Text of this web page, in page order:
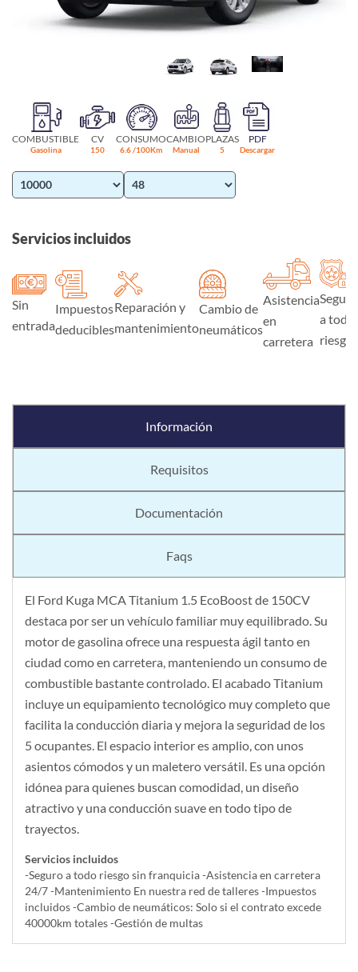
COMBUSTIBLE
Gasolina
CV
150
CONSUMO
6.6 /100Km
CAMBIO
Manual
PLAZAS
5
PDF
Descargar
Servicios incluidos
Sin
entrada
Impuestos
deducibles
Reparación y
mantenimiento
Cambio de
neumáticos
Asistencia
en
carretera
Seguro
a todo
riesgo
Información
Requisitos
Documentación
Faqs
El Ford Kuga MCA Titanium 1.5 EcoBoost de 150CV
destaca por ser un vehículo familiar muy equilibrado. Su
motor de gasolina ofrece una respuesta ágil tanto en
ciudad como en carretera, manteniendo un consumo de
combustible bastante controlado. El acabado Titanium
incluye un equipamiento tecnológico muy completo que
facilita la conducción diaria y mejora la seguridad de los
5 ocupantes. El espacio interior es amplio, con unos
asientos cómodos y un maletero versátil. Es una opción
idónea para quienes buscan comodidad, un diseño
atractivo y una conducción suave en todo tipo de
trayectos.
Servicios incluidos
-Seguro a todo riesgo sin franquicia -Asistencia en carretera
24/7 -Mantenimiento En nuestra red de talleres -Impuestos
incluidos -Cambio de neumáticos: Solo si el contrato excede
40000km totales -Gestión de multas